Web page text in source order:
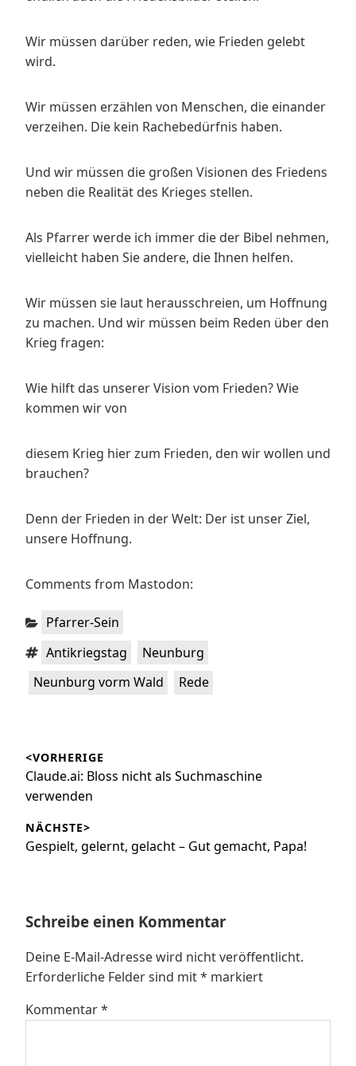
Wir müssen darüber reden, wie Frieden gelebt
wird.
Wir müssen erzählen von Menschen, die einander
verzeihen. Die kein Rachebedürfnis haben.
Und wir müssen die großen Visionen des Friedens
neben die Realität des Krieges stellen.
Als Pfarrer werde ich immer die der Bibel nehmen,
vielleicht haben Sie andere, die Ihnen helfen.
Wir müssen sie laut herausschreien, um Hoffnung
zu machen. Und wir müssen beim Reden über den
Krieg fragen:
Wie hilft das unserer Vision vom Frieden? Wie
kommen wir von
diesem Krieg hier zum Frieden, den wir wollen und
brauchen?
Denn der Frieden in der Welt: Der ist unser Ziel,
unsere Hoffnung.
Comments from Mastodon:
Kategorien:
Pfarrer-Sein
Schlagwörter:
Antikriegstag Neunburg
Neunburg vorm Wald Rede
<VORHERIGE
Vorheriger
Beitrag:
Claude.ai: Bloss nicht als Suchmaschine
verwenden
NÄCHSTE>
Nächster
Gespielt, gelernt, gelacht – Gut gemacht, Papa!
Schreibe einen Kommentar
Deine E-Mail-Adresse wird nicht veröffentlicht.
Erforderliche Felder sind mit* markiert
Kommentar*